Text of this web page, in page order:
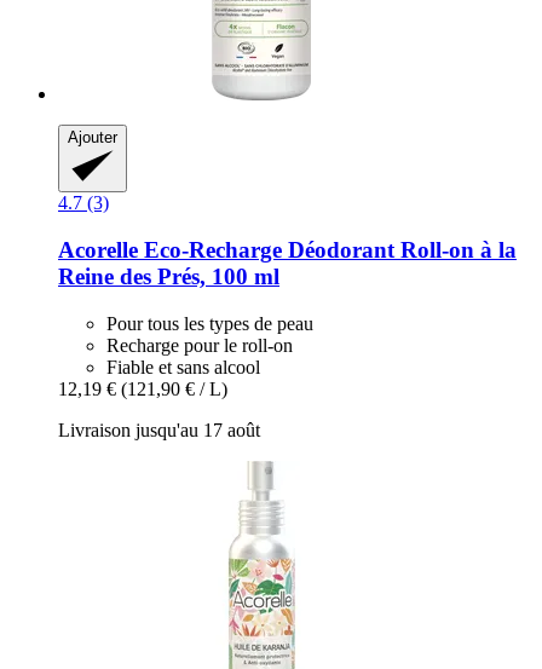
Ajouter
4.7 (3)
Acorelle Eco-​Recharge Déodorant Roll-​on à la
Reine des Prés, 100 ml
Pour tous les types de peau
Recharge pour le roll-on
Fiable et sans alcool
12,19 € (121,90 € / L)
Livraison jusqu'au 17 août